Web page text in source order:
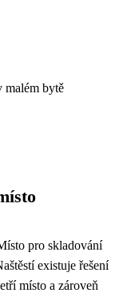
malém bytě
pro skladování
existuje řešení
místo a zároveň